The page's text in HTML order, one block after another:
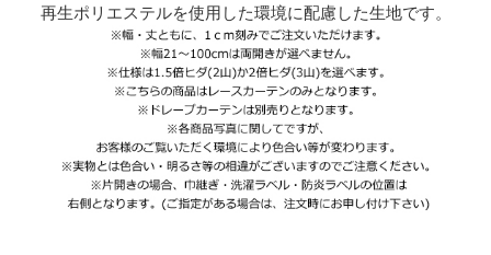
再生ポリエステルを使用した環境に配慮した生地です。